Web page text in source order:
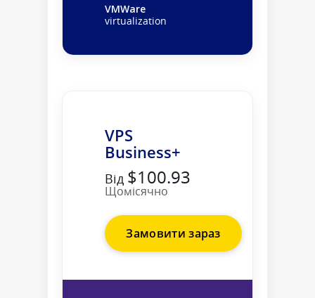
VMWare
virtualization
VPS
Business+
Від $100.93
Щомісячно
Замовити зараз